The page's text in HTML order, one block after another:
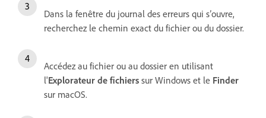
Dans la fenêtre du journal des erreurs qui s’ouvre,
recherchez le chemin exact du fichier ou du dossier.
Accédez au fichier ou au dossier en utilisant
l'Explorateur de fichiers sur Windows et le Finder
sur macOS.